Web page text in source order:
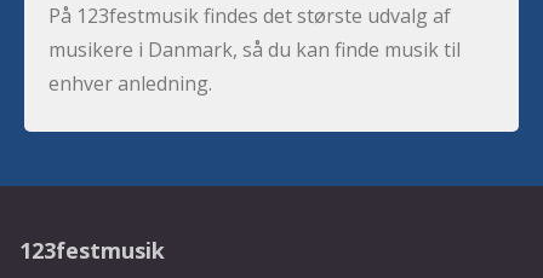
På 123festmusik findes det største udvalg af
musikere i Danmark, så du kan finde musik til
enhver anledning.
123festmusik